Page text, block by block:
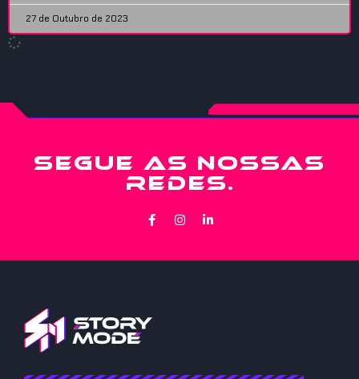
27 de Outubro de 2023
SEGUE AS NOSSAS
REDES.